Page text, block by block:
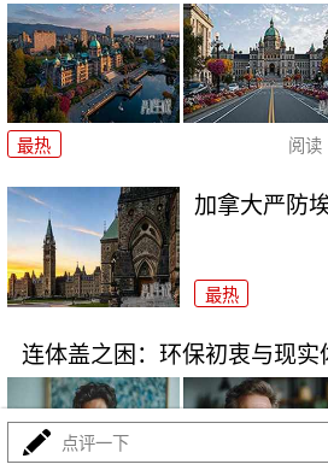
最热 阅读
加拿大严防
最热
连体盖之困：环保初衷与现实
点评一下